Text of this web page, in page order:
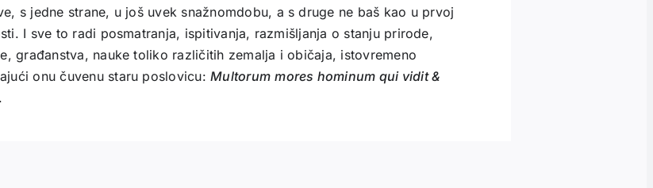
s jedne strane, u još uvek snažnomdobu, a s druge ne baš kao u prvoj
I sve to radi posmatranja, ispitivanja, razmišljanja o stanju prirode,
građanstva, nauke toliko različitih zemalja i običaja, istovremeno
onu čuvenu staru poslovicu:Multorum mores hominum qui vidit &
.